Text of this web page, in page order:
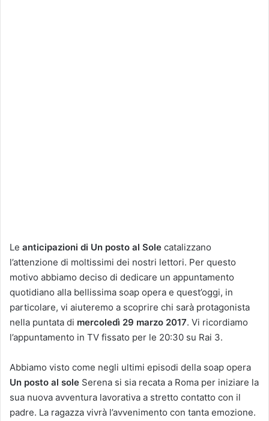
Le anticipazioni di Un posto al Sole catalizzano
l’attenzione di moltissimi dei nostri lettori. Per questo
motivo abbiamo deciso di dedicare un appuntamento
quotidiano alla bellissima soap opera e quest’oggi, in
particolare, vi aiuteremo a scoprire chi sarà protagonista
nella puntata di mercoledì 29 marzo 2017. Vi ricordiamo
l’appuntamento in TV fissato per le 20:30 su Rai 3.
Abbiamo visto come negli ultimi episodi della soap opera
Un posto al sole Serena si sia recata a Roma per iniziare la
sua nuova avventura lavorativa a stretto contatto con il
padre. La ragazza vivrà l’avvenimento con tanta emozione.